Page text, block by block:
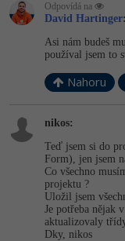
Odpovídá na
David Hartinger:
Asi nám budeš
používal jsem to
Nahoru
nikos:
Teď jsem si do
Form), jen jsem
Co všechno
projektu ?
Uložil jsem
Je potřeba nějak
aktualizovaly
Dky, nikos